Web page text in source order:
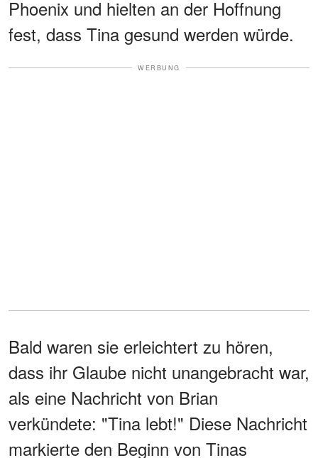
Phoenix und hielten an der Hoffnung
fest, dass Tina gesund werden würde.
WERBUNG
Bald waren sie erleichtert zu hören,
dass ihr Glaube nicht unangebracht war,
als eine Nachricht von Brian
verkündete: "Tina lebt!" Diese Nachricht
markierte den Beginn von Tinas